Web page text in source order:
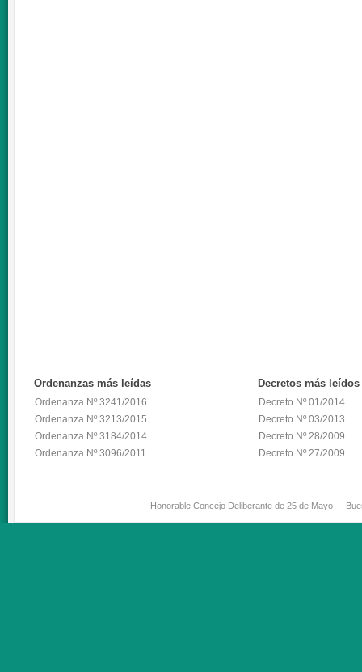
Ordenanzas más leídas
Ordenanza Nº 3241/2016
Ordenanza Nº 3213/2015
Ordenanza Nº 3184/2014
Ordenanza Nº 3096/2011
Decretos más leídos
Decreto Nº 01/2014
Decreto Nº 03/2013
Decreto Nº 28/2009
Decreto Nº 27/2009
Honorable Concejo Deliberante de 25 de